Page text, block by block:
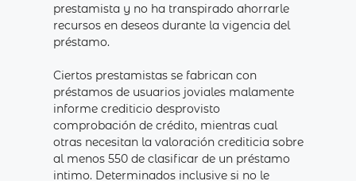
prestamista y no ha transpirado ahorrarle
recursos en deseos durante la vigencia del
préstamo.
Ciertos prestamistas se fabrican con
préstamos de usuarios joviales malamente
informe crediticio desprovisto
comprobación de crédito, mientras cual
otras necesitan la valoración crediticia sobre
al menos 550 de clasificar de un préstamo
intimo. Determinados inclusive si no le